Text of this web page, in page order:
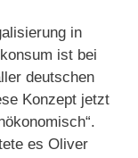
in
ist bei
deutschen
Konzept jetzt
es Oliver